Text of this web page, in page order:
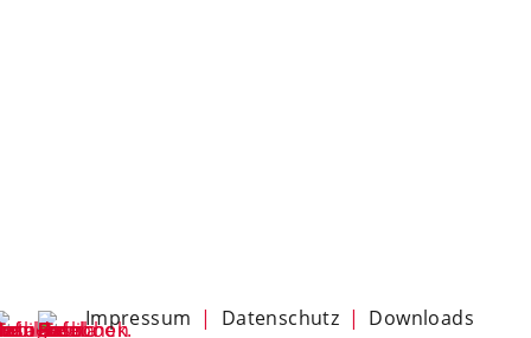
Navigation
Impressum Datenschutz Downloads